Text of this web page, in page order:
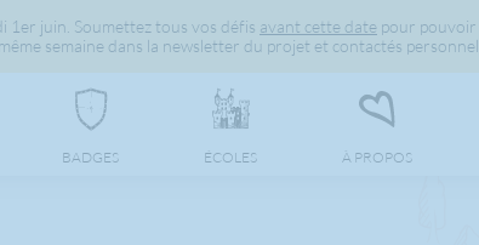
1er juin. Soumettez tous vos défis avant cette date pour pouvoir
semaine dans la newsletter du projet et contactés
BADGES ÉCOLES À PROPOS